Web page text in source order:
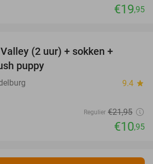
€19,95
(2 uur) + sokken +
puppy
9.4 star
Regulier €21,95
€10,95